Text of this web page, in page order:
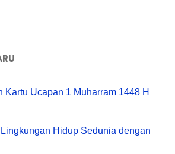
Kartu Ucapan 1 Muharram 1448 H
Hidup Sedunia dengan